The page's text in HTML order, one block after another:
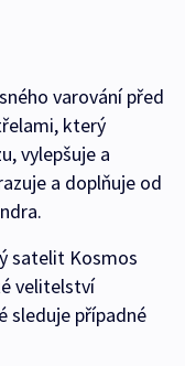
varování před
který
vylepšuje a
a doplňuje od
satelit Kosmos
velitelství
sleduje případné